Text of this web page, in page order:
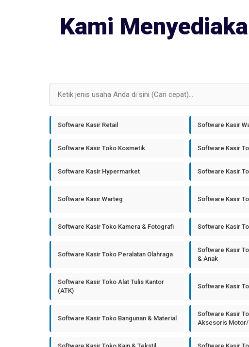
Kami
Software Kasir Retail Software Kasir
Software Kasir Toko Kosmetik Software Kasir
Software Kasir Hypermarket Software Kasir
Software Kasir Warteg Software Kasir
Software Kasir Toko Kamera & Fotografi Software Kasir
Software Kasir Toko Peralatan Olahraga
Software Kasir
& Anak
Software Kasir Toko Alat Tulis Kantor
(ATK)
Software Kasir
Software Kasir Toko Bangunan & Material
Software Kasir
Aksesoris Motor/